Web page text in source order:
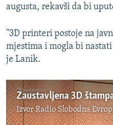
augusta, rekavši da bi
"3D printeri postoje na
mjestima i mogla bi
je Lanik.
Zaustavljena 3D
IzvorRadio Slobodna